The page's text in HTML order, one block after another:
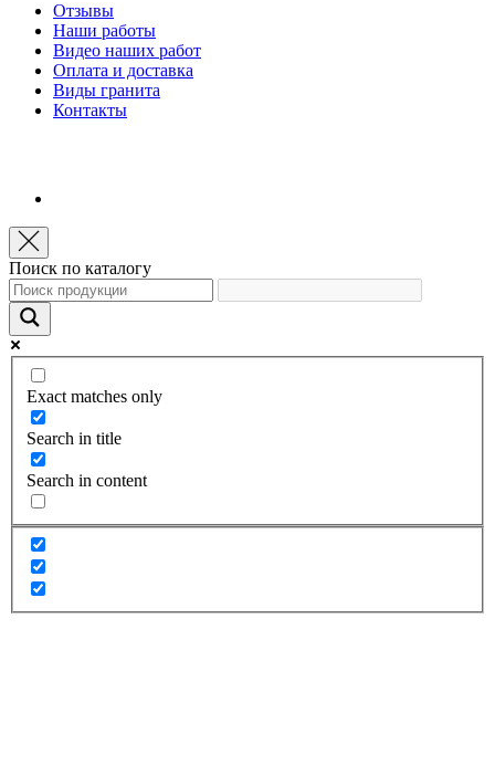
Отзывы
Наши работы
Видео наших работ
Оплата и доставка
Виды гранита
Контакты
Поиск по каталогу
Exact matches only
Search in title
Search in content